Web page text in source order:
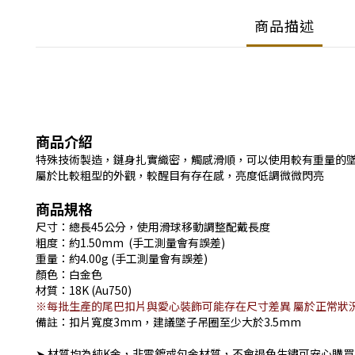
商品描述
商品介紹
特殊技術製造，鏈身扎實織密，觸感滑順，可以使用較有重量的
屬於比較粗型的外觀，較醒目有存在感，亮度低調微微閃亮
商品規格
尺寸 ：總長45公分，使用滑球移動調整配戴長度
粗度：約1.50mm (手工測量會有誤差)
重量 ：約4.00g (手工測量會有誤差)
顏色 ：白金色
材質：18K(Au750)
※每批生產的尾巴扣片與愛心裝飾可能存在尺寸差異 屬於正常狀
備註：扣片寬度3mm，建議墜子吊圈至少大於3.5mm